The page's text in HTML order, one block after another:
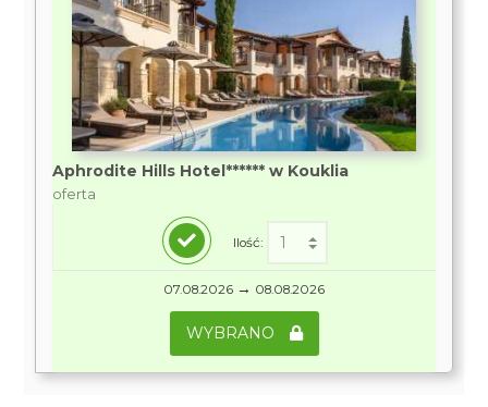
Aphrodite Hills Hotel****** w Kouklia
oferta
Ilość:
07.08.2026 → 08.08.2026
WYBRANO